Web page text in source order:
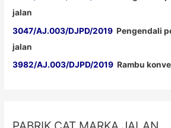
jalan
3047/AJ.003/DJPD/2019 Pengendali
jalan
3982/AJ.003/DJPD/2019 Rambu